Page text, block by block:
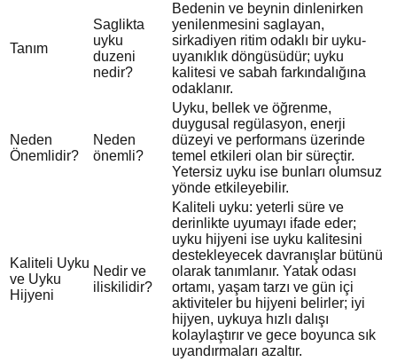
Tanım
Saglikta
uyku
duzeni
nedir?
Bedenin ve beynin dinlenirken
yenilenmesini saglayan,
sirkadiyen ritim odaklı bir uyku-
uyanıklık döngüsüdür; uyku
kalitesi ve sabah farkındalığına
odaklanır.
Neden
Önemlidir?
Neden
önemli?
Uyku, bellek ve öğrenme,
duygusal regülasyon, enerji
düzeyi ve performans üzerinde
temel etkileri olan bir süreçtir.
Yetersiz uyku ise bunları olumsuz
yönde etkileyebilir.
Kaliteli Uyku
ve Uyku
Hijyeni
Nedir ve
iliskilidir?
Kaliteli uyku: yeterli süre ve
derinlikte uyumayı ifade eder;
uyku hijyeni ise uyku kalitesini
destekleyecek davranışlar bütünü
olarak tanımlanır. Yatak odası
ortamı, yaşam tarzı ve gün içi
aktiviteler bu hijyeni belirler; iyi
hijyen, uykuya hızlı dalışı
kolaylaştırır ve gece boyunca sık
uyandırmaları azaltır.